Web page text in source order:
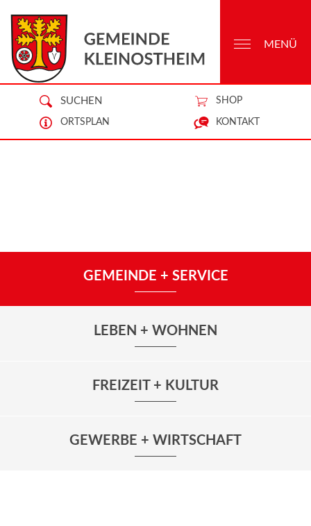
SUCHEN SHOP
ORTSPLAN KONTAKT
MENÜ
GEMEINDE + SERVICE
LEBEN + WOHNEN
FREIZEIT + KULTUR
GEWERBE + WIRTSCHAFT